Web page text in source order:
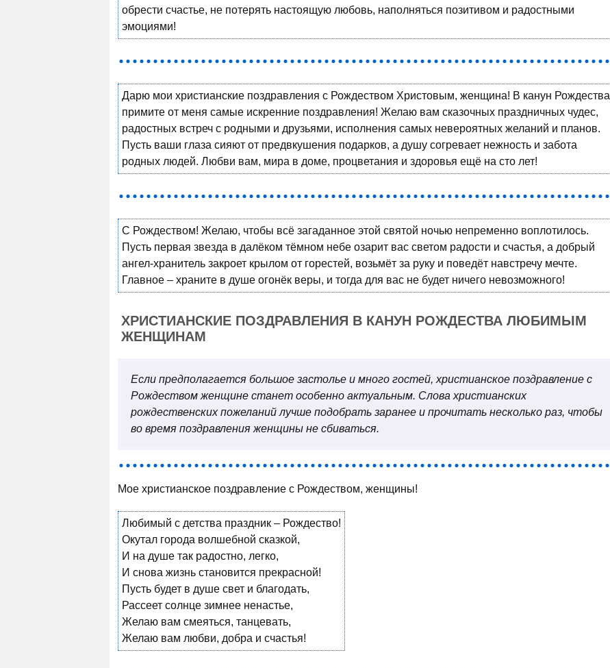
обрести счастье, не потерять настоящую любовь, наполняться позитивом и радостными
эмоциями!
Дарю мои христианские поздравления с Рождеством Христовым, женщина! В канун Рождества
примите от меня самые искренние поздравления! Желаю вам сказочных праздничных чудес,
радостных встреч с родными и друзьями, исполнения самых невероятных желаний и планов.
Пусть ваши глаза сияют от предвкушения подарков, а душу согревает нежность и забота
родных людей. Любви вам, мира в доме, процветания и здоровья ещё на сто лет!
С Рождеством! Желаю, чтобы всё загаданное этой святой ночью непременно воплотилось.
Пусть первая звезда в далёком тёмном небе озарит вас светом радости и счастья, а добрый
ангел-хранитель закроет крылом от горестей, возьмёт за руку и поведёт навстречу мечте.
Главное – храните в душе огонёк веры, и тогда для вас не будет ничего невозможного!
ХРИСТИАНСКИЕ ПОЗДРАВЛЕНИЯ В КАНУН РОЖДЕСТВА ЛЮБИМЫМ
ЖЕНЩИНАМ
Если предполагается большое застолье и много гостей, христианское поздравление с
Рождеством женщине станет особенно актуальным. Слова христианских
рождественских пожеланий лучше подобрать заранее и прочитать несколько раз, чтобы
во время поздравления женщины не сбиваться.
Мое христианское поздравление с Рождеством, женщины!
Любимый с детства праздник – Рождество!
Окутал города волшебной сказкой,
И на душе так радостно, легко,
И снова жизнь становится прекрасной!
Пусть будет в душе свет и благодать,
Рассеет солнце зимнее ненастье,
Желаю вам смеяться, танцевать,
Желаю вам любви, добра и счастья!